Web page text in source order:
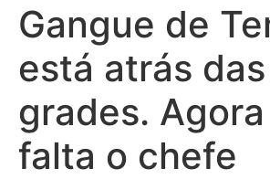
Gangue de
está atrás das
grades.
falta o chefe